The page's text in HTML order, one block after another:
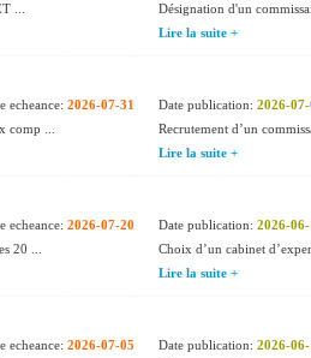
...
Désignation d'un
Lire la suite +
2026-07-31
comp ...
Date publication: 2026-
Recrutement d’un
Lire la suite +
2026-07-20
20 ...
Date publication: 2026-
Choix d’un cabinet
Lire la suite +
2026-07-05
Date publication: 2026-